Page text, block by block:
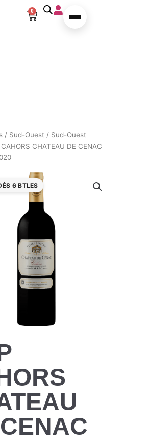
0Panier
/ Sud-Ouest / Sud-Ouest
CHATEAU DE CENAC
6 BTLES